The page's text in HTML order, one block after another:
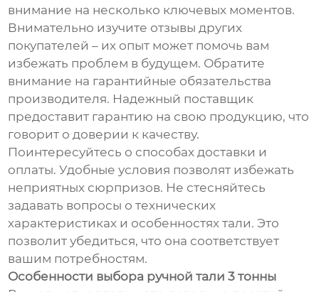
внимание на несколько ключевых моментов.
Внимательно изучите отзывы других
покупателей – их опыт может помочь вам
избежать проблем в будущем. Обратите
внимание на гарантийные обязательства
производителя. Надежный поставщик
предоставит гарантию на свою продукцию, что
говорит о доверии к качеству.
Поинтересуйтесь о способах доставки и
оплаты. Удобные условия позволят избежать
неприятных сюрпризов. Не стесняйтесь
задавать вопросы о технических
характеристиках и особенностях тали. Это
позволит убедиться, что она соответствует
вашим потребностям.
Особенности выбора ручной тали 3 тонны